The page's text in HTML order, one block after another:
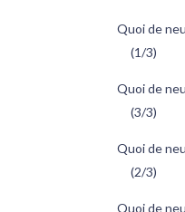
Quoi de
(1/3)
Quoi de
(3/3)
Quoi de
(2/3)
Quoi de